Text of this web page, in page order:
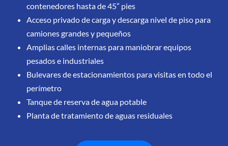
contenedores hasta de 45” pies
Acceso privado de carga y descarga nivel de piso para
camiones grandes y pequeños
Amplias calles internas para maniobrar equipos
pesados e industriales
Bulevares de estacionamientos para visitas en todo el
perímetro
Tanque de reserva de agua potable
Planta de tratamiento de aguas residuales